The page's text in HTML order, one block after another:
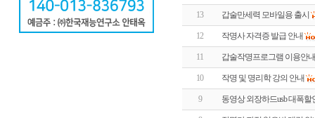
13 갑술만세력 모바일용 출시
12 작명사 자격증 발급 안내
11 갑술작명프로그램 이용안내
10 작명 및 명리학 강의 안내
9 동영상 외장하드usb 대폭할